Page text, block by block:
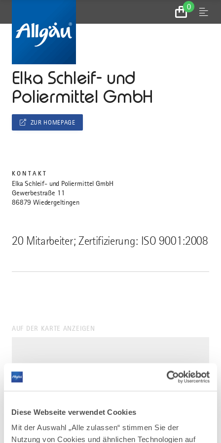
Diese Webseite verwendet Cookies
Mit der Auswahl „Alle zulassen“ stimmen Sie der
Nutzung von Cookies und ähnlichen Technologien auf
0
Zum
Warenkorb
Menu
Elka Schleif- und
Poliermittel GmbH
20 Mitarbeiter; Zertifizierung: ISO 9001:2008
ZUR HOMEPAGE
KONTAKT
Elka Schleif- und Poliermittel GmbH
Gewerbestraße 11
86879 Wiedergeltingen
AUF DER KARTE ANZEIGEN